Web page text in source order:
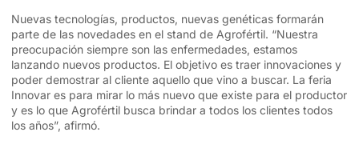
Nuevas tecnologías, productos, nuevas genéticas formarán
parte de las novedades en el stand de Agrofértil. “Nuestra
preocupación siempre son las enfermedades, estamos
lanzando nuevos productos. El objetivo es traer innovaciones y
poder demostrar al cliente aquello que vino a buscar. La feria
Innovar es para mirar lo más nuevo que existe para el productor
y es lo que Agrofértil busca brindar a todos los clientes todos
los años”, afirmó.